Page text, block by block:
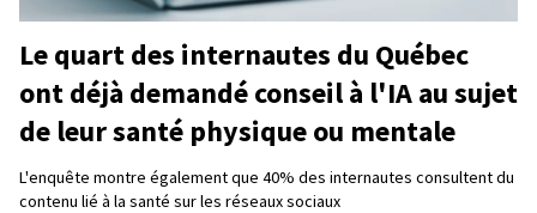
Le quart des internautes du Québec
ont déjà demandé conseil à l'IA au sujet
de leur santé physique ou mentale
L'enquête montre également que 40% des internautes consultent du
contenu lié à la santé sur les réseaux sociaux